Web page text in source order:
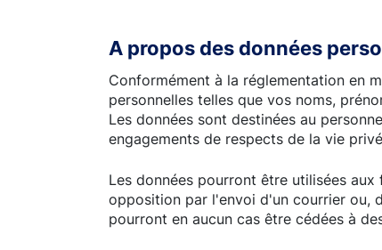
A propos des données
Conformément à la réglementation en
personnelles telles que vos noms,
Les données sont destinées au
engagements de respects de la vie
Les données pourront être utilisées
opposition par l'envoi d'un courrier ou,
pourront en aucun cas être cédées à